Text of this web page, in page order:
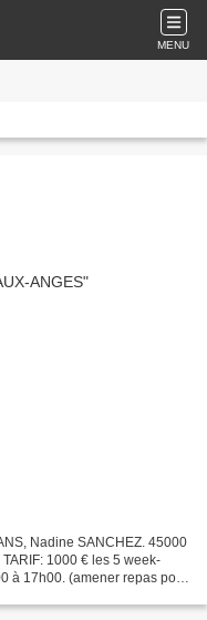
MENU
Nadine SANCHEZ. 45000
1000 € les 5 week-
à 17h00. (amener repas pour